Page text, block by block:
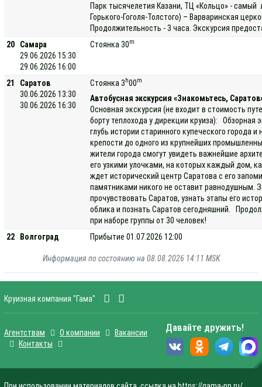
Парк тысячелетия Казани, ТЦ «Кольцо» - самый
Горького-Гоголя-Толстого) – Варваринская
Продолжительность - 3 часа. Экскурсия
20
Самара
29.06.2026 15:30
29.06.2026 16:00
Стоянка 30m
21
Саратов
30.06.2026 13:30
30.06.2026 16:30
Стоянка 3 h00m
Автобусная экскурсия «Знакомьтесь,
Основная экскурсия (не входит в стоимость
борту теплохода у дирекции круиза): Обзорная
глубь истории старинного купеческого
крепости до одного из крупнейших
жители города смогут увидеть важнейшие
его узкими улочками, на которых каждый дом,
ждет исторический центр Саратова с его
памятниками никого не оставит равнодушным.
прочувствовать Саратов, узнать этапы его
облика и познать Саратов сегодняшний.
при наборе группы от 30 человек!
22
Волгоград Прибытие 01.07.2026 12:00
Информация по состоянию на 08.08.2026 14:11 MSK
Круизная компания "Гама"
Агентствам О компании
Вакансии
Контакты
Давайте дружить!